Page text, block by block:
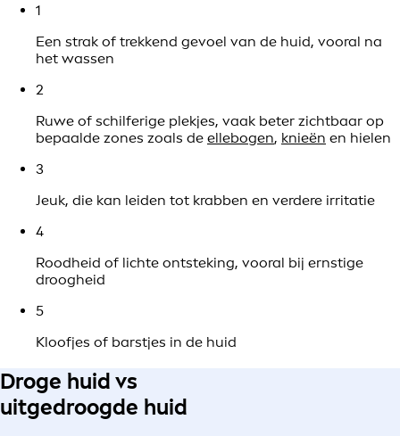
1
Een strak of trekkend gevoel van de huid, vooral na
het wassen
2
Ruwe of schilferige plekjes, vaak beter zichtbaar op
bepaalde zones zoals de ellebogen, knieën en hielen
3
Jeuk, die kan leiden tot krabben en verdere irritatie
4
Roodheid of lichte ontsteking, vooral bij ernstige
droogheid
5
Kloofjes of barstjes in de huid
Droge huid vs
uitgedroogde huid